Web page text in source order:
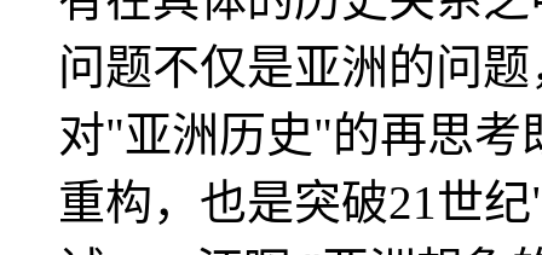
问题不仅是亚洲的问
对"亚洲历史"的再思考
重构，也是突破21世